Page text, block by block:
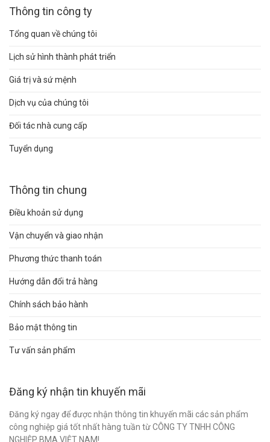
Thông tin công ty
Tổng quan về chúng tôi
Lịch sử hình thành phát triển
Giá trị và sứ mệnh
Dịch vụ của chúng tôi
Đối tác nhà cung cấp
Tuyển dụng
Thông tin chung
Điều khoản sử dụng
Vận chuyển và giao nhận
Phương thức thanh toán
Hướng dẫn đổi trả hàng
Chính sách bảo hành
Bảo mật thông tin
Tư vấn sản phẩm
Đăng ký nhận tin khuyến mãi
Đăng ký ngay để được nhận thông tin khuyến mãi các sản phẩm
công nghiệp giá tốt nhất hàng tuần từ CÔNG TY TNHH CÔNG
NGHIỆP BMA VIỆT NAM!